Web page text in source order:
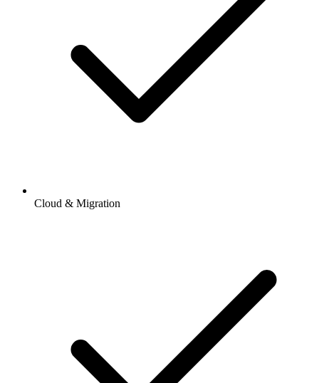
Cloud & Migration